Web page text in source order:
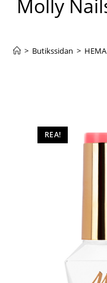
Molly
> Butikssidan >
REA!